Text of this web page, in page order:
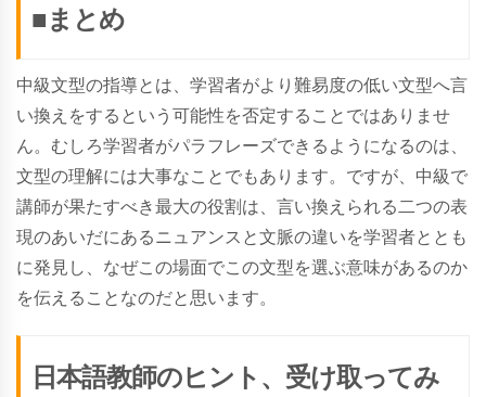
■まとめ
中級文型の指導とは、学習者がより難易度の低い文型へ言
い換えをするという可能性を否定することではありませ
ん。むしろ学習者がパラフレーズできるようになるのは、
文型の理解には大事なことでもあります。ですが、中級で
講師が果たすべき最大の役割は、言い換えられる二つの表
現のあいだにあるニュアンスと文脈の違いを学習者ととも
に発見し、なぜこの場面でこの文型を選ぶ意味があるのか
を伝えることなのだと思います。
日本語教師のヒント、受け取ってみ